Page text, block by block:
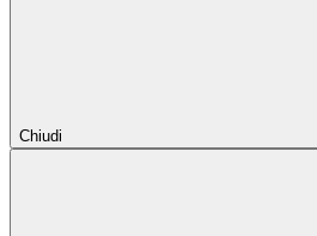
Chiudi